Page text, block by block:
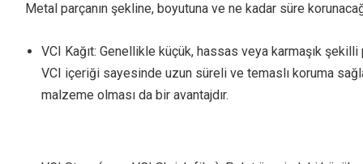
Metal parçanın şekline, boyutuna ve ne kadar süre
VCI Kağıt: Genellikle küçük, hassas veya karmaşık şekilli
VCI içeriği sayesinde uzun süreli ve temaslı koruma
malzeme olması da bir avantajdır.